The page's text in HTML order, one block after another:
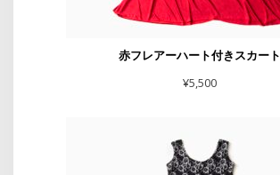
赤フレアーハート付きスカート
¥5,500